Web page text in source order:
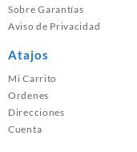
Sobre Garantías
Aviso de Privacidad
Atajos
Mi Carrito
Ordenes
Direcciones
Cuenta